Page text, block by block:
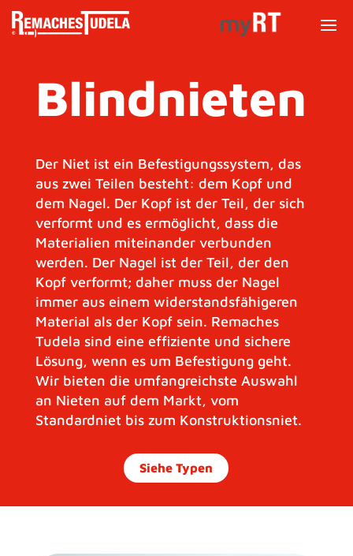
Blindnieten
Der Niet ist ein Befestigungssystem, das
aus zwei Teilen besteht: dem Kopf und
dem Nagel. Der Kopf ist der Teil, der sich
verformt und es ermöglicht, dass die
Materialien miteinander verbunden
werden. Der Nagel ist der Teil, der den
Kopf verformt; daher muss der Nagel
immer aus einem widerstandsfähigeren
Material als der Kopf sein. Remaches
Tudela sind eine effiziente und sichere
Lösung, wenn es um Befestigung geht.
Wir bieten die umfangreichste Auswahl
an Nieten auf dem Markt, vom
Standardniet bis zum Konstruktionsniet.
Siehe Typen